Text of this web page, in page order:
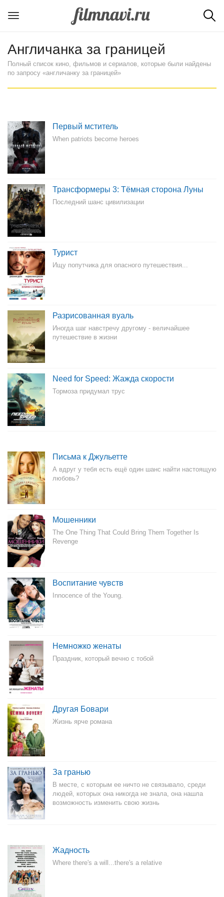
Англичанка за границей
Полный список кино, фильмов и сериалов, которые были найдены
по запросу «англичанку за границей»
Первый мститель
When patriots become heroes
Трансформеры 3: Тёмная сторона Луны
Последний шанс цивилизации
Турист
Ищу попутчика для опасного путешествия...
Разрисованная вуаль
Иногда шаг навстречу другому - величайшее
путешествие в жизни
Need for Speed: Жажда скорости
Тормоза придумал трус
Письма к Джульетте
А вдруг у тебя есть ещё один шанс найти настоящую
любовь?
Мошенники
The One Thing That Could Bring Them Together Is
Revenge
Воспитание чувств
Innocence of the Young.
Немножко женаты
Праздник, который вечно с тобой
Другая Бовари
Жизнь ярче романа
За гранью
В месте, с которым ее ничто не связывало, среди
людей, которых она никогда не знала, она нашла
возможность изменить свою жизнь
Жадность
Where there's a will...there's a relative